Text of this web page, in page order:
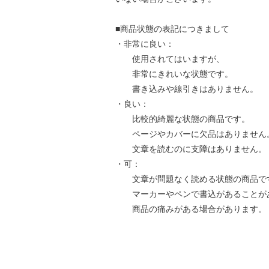
■商品状態の表記につきまして
・非常に良い：
使用されてはいますが、
非常にきれいな状態です。
書き込みや線引きはありません。
・良い：
比較的綺麗な状態の商品です。
ページやカバーに欠品はありません
文章を読むのに支障はありません。
・可：
文章が問題なく読める状態の商品で
マーカーやペンで書込があることが
商品の痛みがある場合があります。